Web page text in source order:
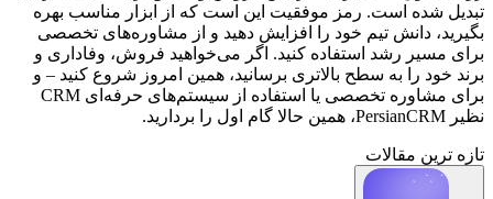
تبدیل شده است. رمز موفقیت این است که از ابزار مناسب بهره
بگیرید، دانش تیم خود را افزایش دهید و از مشاوره‌های تخصصی
برای مسیر رشد استفاده کنید. اگر می‌خواهید فروش، وفاداری و
برند خود را به سطح بالاتری برسانید، همین امروز شروع کنید – و
برای مشاوره تخصصی یا استفاده از سیستم‌های حرفه‌ای CRM
نظیر PersianCRM، همین حالا گام اول را بردارید.
تازه ترین مقالات